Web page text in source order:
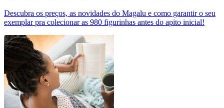
Descubra os preços, as novidades do Magalu e como garantir o seu
exemplar pra colecionar as 980 figurinhas antes do apito inicial!